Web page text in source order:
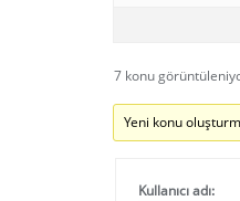
7 konu
Yeni konu
Kullanıcı adı: